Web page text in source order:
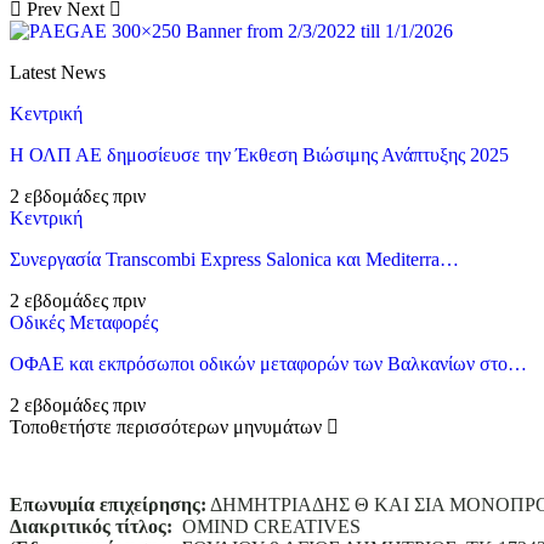
Prev Next
Latest News
Κεντρική
Η ΟΛΠ ΑΕ δημοσίευσε την Έκθεση Βιώσιμης Ανάπτυξης 2025
2 εβδομάδες πριν
Κεντρική
Συνεργασία Transcombi Express Salonica και Mediterra…
2 εβδομάδες πριν
Οδικές Μεταφορές
ΟΦΑΕ και εκπρόσωποι οδικών μεταφορών των Βαλκανίων στο…
2 εβδομάδες πριν
Τοποθετήστε περισσότερων μηνυμάτων
Επωνυμία επιχείρησης: ΔΗΜΗΤΡΙΑΔΗΣ Θ ΚΑΙ ΣΙΑ
Διακριτικός τίτλος: ΟΜΙΝD CREATIVES